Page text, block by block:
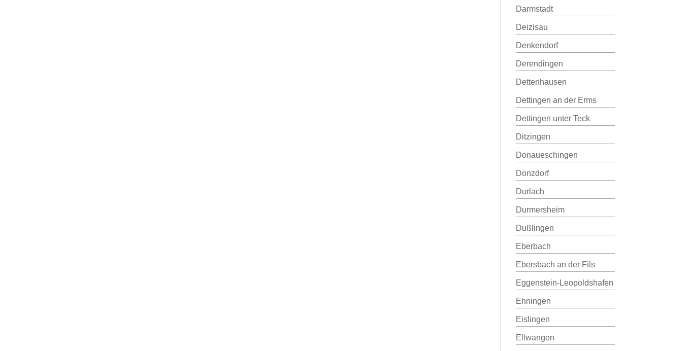
Darmstadt
Deizisau
Denkendorf
Derendingen
Dettenhausen
Dettingen an der Erms
Dettingen unter Teck
Ditzingen
Donaueschingen
Donzdorf
Durlach
Durmersheim
Dußlingen
Eberbach
Ebersbach an der Fils
Eggenstein-Leopoldshafen
Ehningen
Eislingen
Ellwangen